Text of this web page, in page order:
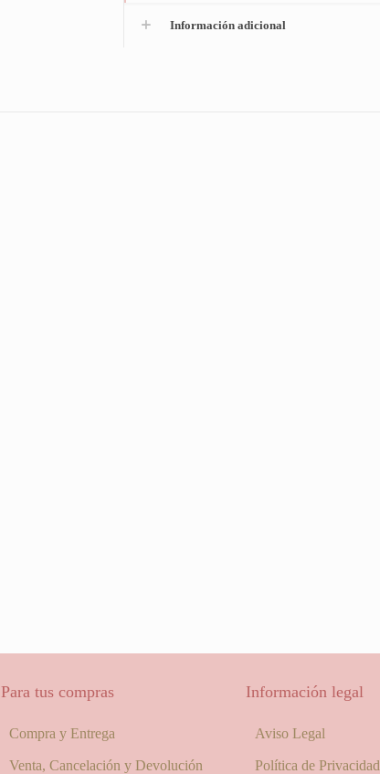
Información adicional
Para tus compras
Compra y Entrega
Venta, Cancelación y Devolución
Información legal
Aviso Legal
Política de Privacidad